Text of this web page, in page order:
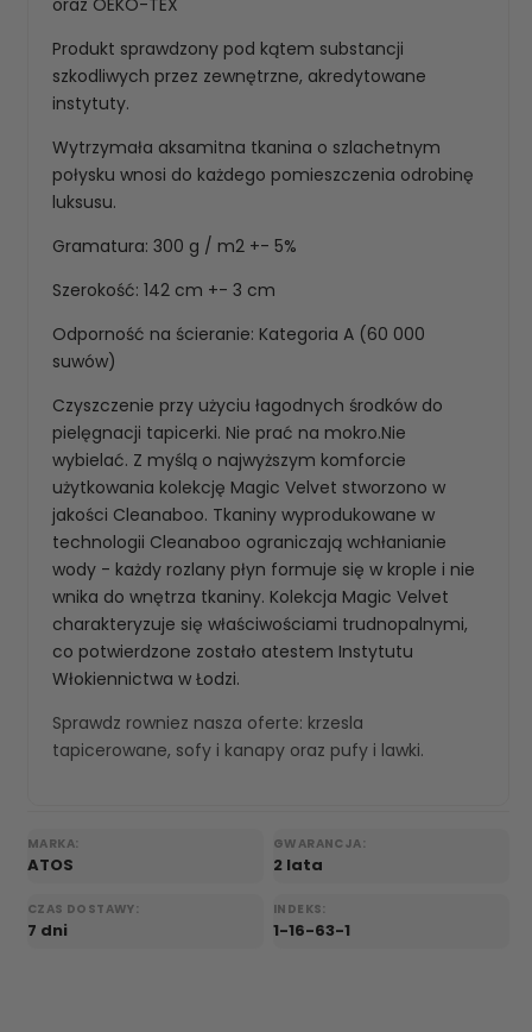
oraz OEKO-TEX
Produkt sprawdzony pod kątem substancji
szkodliwych przez zewnętrzne, akredytowane
instytuty.
Wytrzymała aksamitna tkanina o szlachetnym
połysku wnosi do każdego pomieszczenia odrobinę
luksusu.
Gramatura: 300 g / m2 +- 5%
Szerokość: 142 cm +- 3 cm
Odporność na ścieranie: Kategoria A (60 000
suwów)
Czyszczenie przy użyciu łagodnych środków do
pielęgnacji tapicerki. Nie prać na mokro.Nie
wybielać. Z myślą o najwyższym komforcie
użytkowania kolekcję Magic Velvet stworzono w
jakości Cleanaboo. Tkaniny wyprodukowane w
technologii Cleanaboo ograniczają wchłanianie
wody - każdy rozlany płyn formuje się w krople i nie
wnika do wnętrza tkaniny. Kolekcja Magic Velvet
charakteryzuje się właściwościami trudnopalnymi,
co potwierdzone zostało atestem Instytutu
Włokiennictwa w Łodzi.
Sprawdz rowniez nasza oferte: krzesla
tapicerowane, sofy i kanapy oraz pufy i lawki.
MARKA:
ATOS
GWARANCJA:
2 lata
CZAS DOSTAWY:
7 dni
INDEKS:
1-16-63-1